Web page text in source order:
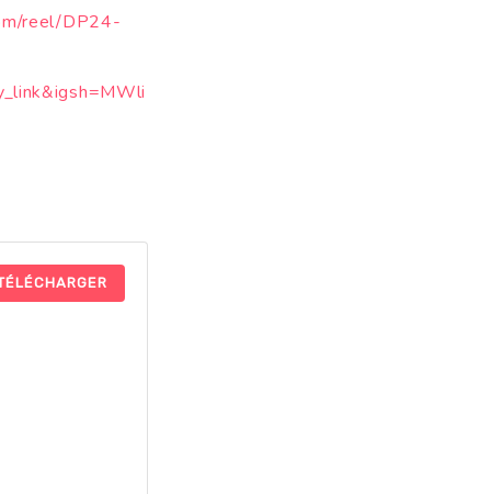
reel/DP24-